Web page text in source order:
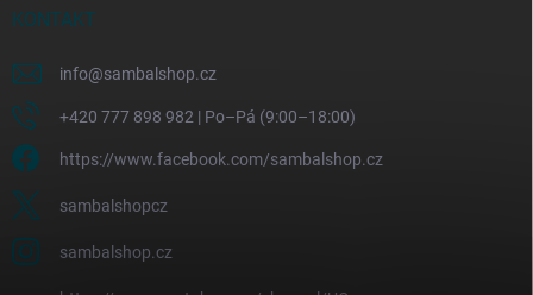
KONTAKT
info@sambalshop.cz
+420 777 898 982 | Po–Pá (9:00–18:00)
https://www.facebook.com/sambalshop.cz
sambalshopcz
sambalshop.cz